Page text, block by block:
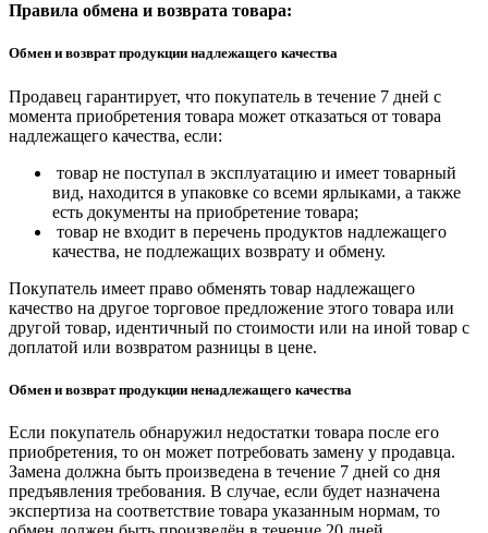
Правила обмена и возврата товара:
Обмен и возврат продукции надлежащего качества
Продавец гарантирует, что покупатель в течение 7 дней с
момента приобретения товара может отказаться от товара
надлежащего качества, если:
товар не поступал в эксплуатацию и имеет товарный
вид, находится в упаковке со всеми ярлыками, а также
есть документы на приобретение товара;
товар не входит в перечень продуктов надлежащего
качества, не подлежащих возврату и обмену.
Покупатель имеет право обменять товар надлежащего
качество на другое торговое предложение этого товара или
другой товар, идентичный по стоимости или на иной товар с
доплатой или возвратом разницы в цене.
Обмен и возврат продукции ненадлежащего качества
Если покупатель обнаружил недостатки товара после его
приобретения, то он может потребовать замену у продавца.
Замена должна быть произведена в течение 7 дней со дня
предъявления требования. В случае, если будет назначена
экспертиза на соответствие товара указанным нормам, то